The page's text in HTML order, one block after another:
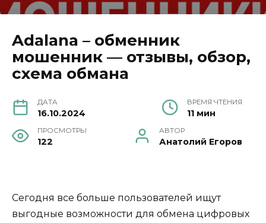
Adalana – обменник
мошенник — отзывы, обзор,
схема обмана
ДАТА
16.10.2024
ВРЕМЯ ЧТЕНИЯ
11 мин
ПРОСМОТРЫ
122
АВТОР
Анатолий Егоров
Сегодня все больше пользователей ищут
выгодные возможности для обмена цифровых